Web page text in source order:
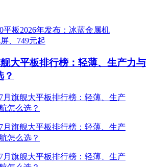
大平板排行榜：轻薄、生产力与
？